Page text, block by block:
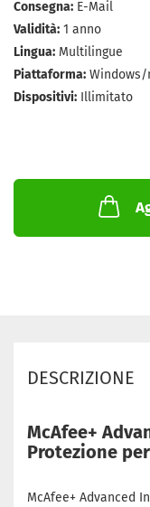
Consegna: E-Mail
Validità: 1 anno
Lingua: Multilingue
Piattaforma: Windows/
Dispositivi: Illimitato
DESCRIZIONE
McAfee+
Protezione
McAfee+ Advanced